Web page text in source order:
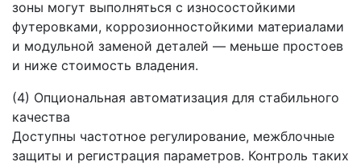
зоны могут выполняться с износостойкими
футеровками, коррозионностойкими материалами
и модульной заменой деталей — меньше простоев
и ниже стоимость владения.
(4) Опциональная автоматизация для стабильного
качества
Доступны частотное регулирование, межблочные
защиты и регистрация параметров. Контроль таких